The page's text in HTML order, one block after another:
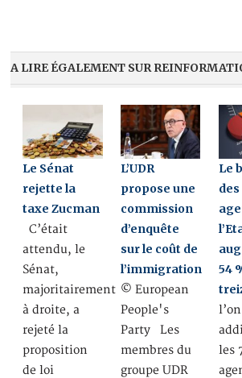
A LIRE ÉGALEMENT SUR
Le Sénat
rejette la
taxe Zucman
C’était
attendu, le
Sénat,
majoritairement
à droite, a
rejeté la
proposition
de loi
L’UDR
propose une
commission
d’enquête
sur le coût de
l’immigration
© European
People's
Party Les
membres du
groupe UDR
Le
des
54
l’on
les